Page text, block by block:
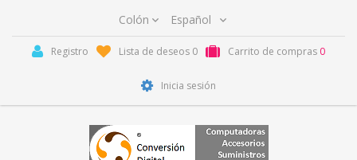
Registro Lista de deseos 0 Carrito de compras 0
Inicia sesión